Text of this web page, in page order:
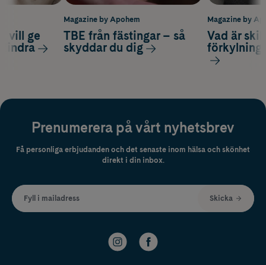
Magazine by
Vad är
förkylning
vill ge
lindra
Magazine by Apohem
TBE från fästingar – så
skyddar du dig
Prenumerera på vårt nyhetsbrev
Få personliga erbjudanden och det senaste inom hälsa och skönhet
direkt i din inbox.
Fyll i mailadress Skicka